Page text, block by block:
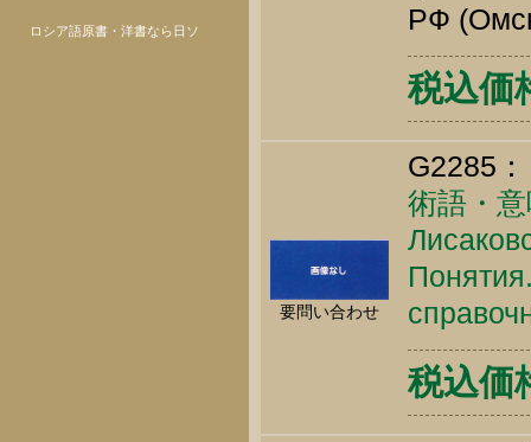
ロシア語原書・洋書なら日ソ
РФ
税込価
要問い合わせ
G2285：
術語・
税込価